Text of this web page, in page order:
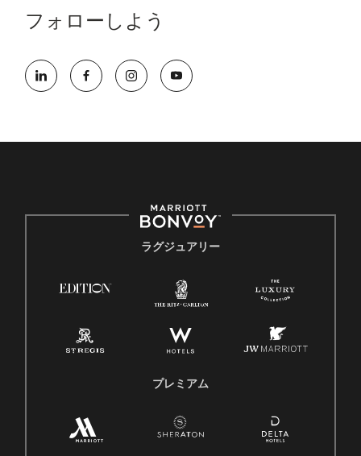
フォローしよう
ラグジュアリー
プレミアム